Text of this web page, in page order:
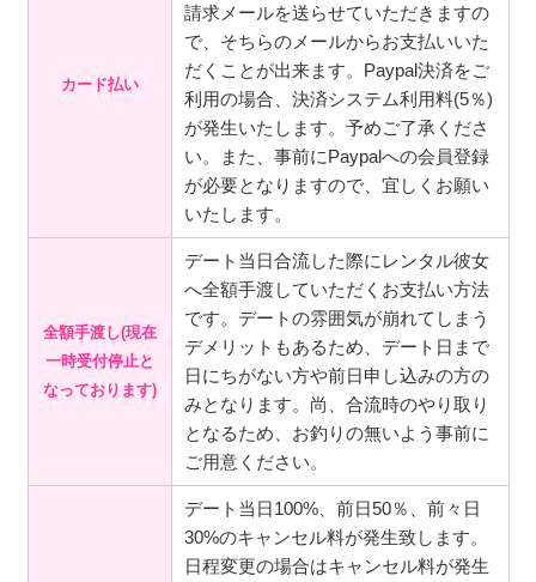
カード払い
請求メールを送らせていただきますの
で、そちらのメールからお支払いいた
だくことが出来ます。Paypal決済をご
利用の場合、決済システム利用料(5％)
が発生いたします。予めご了承くださ
い。また、事前にPaypalへの会員登録
が必要となりますので、宜しくお願い
いたします。
全額手渡し(現在
一時受付停止と
なっております)
デート当日合流した際にレンタル彼女
へ全額手渡していただくお支払い方法
です。デートの雰囲気が崩れてしまう
デメリットもあるため、デート日まで
日にちがない方や前日申し込みの方の
みとなります。尚、合流時のやり取り
となるため、お釣りの無いよう事前に
ご用意ください。
デート当日100%、前日50％、前々日
30%のキャンセル料が発生致します。
日程変更の場合はキャンセル料が発生